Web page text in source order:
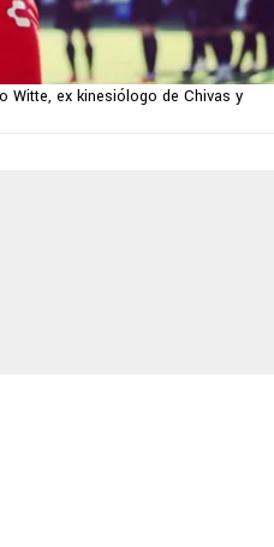
Witte, ex kinesiólogo de Chivas y